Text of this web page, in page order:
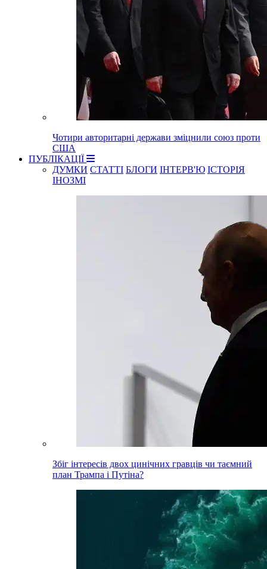
Чотири авторитарні держави зміцнили союз проти
США
ПУБЛІКАЦІЇ
ДУМКИ СТАТТІ БЛОГИ ІНТЕРВ'Ю ІСТОРІЯ
ІНОЗМІ
Збіг інтересів двох цинічних гравців чи таємний
план Трампа і Путіна?